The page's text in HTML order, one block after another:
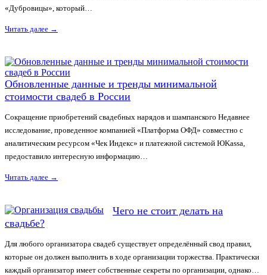
«Дубровицы», который…
Читать далее →
Обновленные данные и тренды минимальной
стоимости свадеб в России
Сокращение приобретений свадебных нарядов и шампанского Недавнее
исследование, проведенное компанией «Платформа ОФД» совместно с
аналитическим ресурсом «Чек Индекс» и платежной системой ЮKassa,
предоставило интересную информацию…
Читать далее →
Чего не стоит делать на
свадьбе?
Для любого организатора свадеб существует определённый свод правил,
которые он должен выполнить в ходе организации торжества. Практически
каждый организатор имеет собственные секреты по организации, однако…